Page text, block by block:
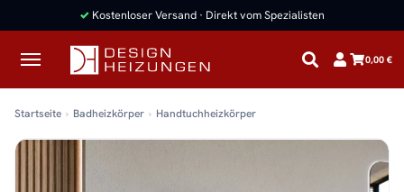
✓ Kostenloser Versand · Direkt vom Spezialisten
0,00 €
Startseite Badheizkörper Handtuchheizkörper